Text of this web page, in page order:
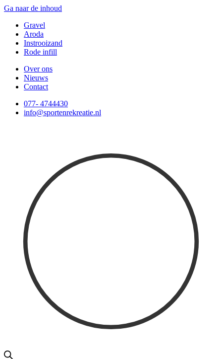
Ga naar de inhoud
Gravel
Aroda
Instrooizand
Rode infill
Over ons
Nieuws
Contact
077- 4744430
info@sportenrekreatie.nl